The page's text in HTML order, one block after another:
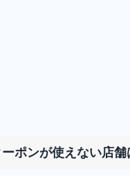
ポンが使えない店舗